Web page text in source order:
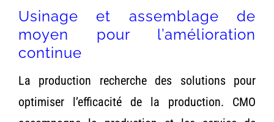
Usinage et assemblage de
moyen pour l’amélioration
continue
La production recherche des solutions pour
optimiser l’efficacité de la production. CMO